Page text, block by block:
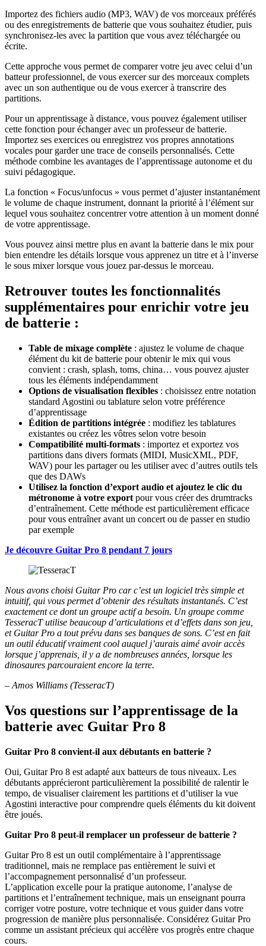
Importez des fichiers audio (MP3, WAV) de vos morceaux préférés
ou des enregistrements de batterie que vous souhaitez étudier, puis
synchronisez-les avec la partition que vous avez téléchargée ou
écrite.
Cette approche vous permet de comparer votre jeu avec celui d’un
batteur professionnel, de vous exercer sur des morceaux complets
avec un son authentique ou de vous exercer à transcrire des
partitions.
Pour un apprentissage à distance, vous pouvez également utiliser
cette fonction pour échanger avec un professeur de batterie.
Importez ses exercices ou enregistrez vos propres annotations
vocales pour garder une trace de conseils personnalisés. Cette
méthode combine les avantages de l’apprentissage autonome et du
suivi pédagogique.
La fonction « Focus/unfocus » vous permet d’ajuster instantanément
le volume de chaque instrument, donnant la priorité à l’élément sur
lequel vous souhaitez concentrer votre attention à un moment donné
de votre apprentissage.
Vous pouvez ainsi mettre plus en avant la batterie dans le mix pour
bien entendre les détails lorsque vous apprenez un titre et à l’inverse
le sous mixer lorsque vous jouez par-dessus le morceau.
Retrouver toutes les fonctionnalités
supplémentaires pour enrichir votre jeu
de batterie :
Table de mixage complète : ajustez le volume de chaque
élément du kit de batterie pour obtenir le mix qui vous
convient : crash, splash, toms, china… vous pouvez ajuster
tous les éléments indépendamment
Options de visualisation flexibles : choisissez entre notation
standard Agostini ou tablature selon votre préférence
d’apprentissage
Édition de partitions intégrée : modifiez les tablatures
existantes ou créez les vôtres selon votre besoin
Compatibilité multi-formats : importez et exportez vos
partitions dans divers formats (MIDI, MusicXML, PDF,
WAV) pour les partager ou les utiliser avec d’autres outils tels
que des DAWs
Utilisez la fonction d’export audio et ajoutez le clic du
métronome à votre export pour vous créer des drumtracks
d’entraînement. Cette méthode est particulièrement efficace
pour vous entraîner avant un concert ou de passer en studio
par exemple
Je découvre Guitar Pro 8 pendant 7 jours
Nous avons choisi Guitar Pro car c’est un logiciel très simple et
intuitif, qui vous permet d’obtenir des résultats instantanés. C’est
exactement ce dont un groupe actif a besoin. Un groupe comme
TesseracT utilise beaucoup d’articulations et d’effets dans son jeu,
et Guitar Pro a tout prévu dans ses banques de sons. C’est en fait
un outil éducatif vraiment cool auquel j’aurais aimé avoir accès
lorsque j’apprenais, il y a de nombreuses années, lorsque les
dinosaures parcouraient encore la terre.
– Amos Williams (TesseracT)
Vos questions sur l’apprentissage de la
batterie avec Guitar Pro 8
Guitar Pro 8 convient-il aux débutants en batterie ?
Oui, Guitar Pro 8 est adapté aux batteurs de tous niveaux. Les
débutants apprécieront particulièrement la possibilité de ralentir le
tempo, de visualiser clairement les partitions et d’utiliser la vue
Agostini interactive pour comprendre quels éléments du kit doivent
être joués.
Guitar Pro 8 peut-il remplacer un professeur de batterie ?
Guitar Pro 8 est un outil complémentaire à l’apprentissage
traditionnel, mais ne remplace pas entièrement le suivi et
l’accompagnement personnalisé d’un professeur.
L’application excelle pour la pratique autonome, l’analyse de
partitions et l’entraînement technique, mais un enseignant pourra
corriger votre posture, votre technique et vous guider dans votre
progression de manière plus personnalisée. Considérez Guitar Pro
comme un assistant précieux qui accélère vos progrès entre chaque
cours.